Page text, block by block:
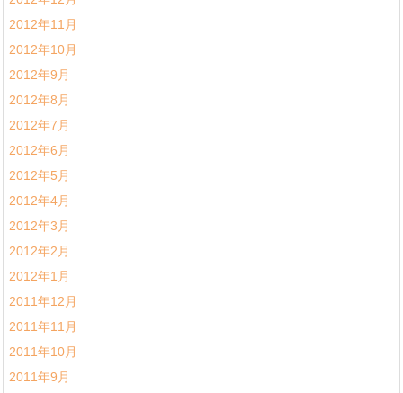
2012年11月
2012年10月
2012年9月
2012年8月
2012年7月
2012年6月
2012年5月
2012年4月
2012年3月
2012年2月
2012年1月
2011年12月
2011年11月
2011年10月
2011年9月